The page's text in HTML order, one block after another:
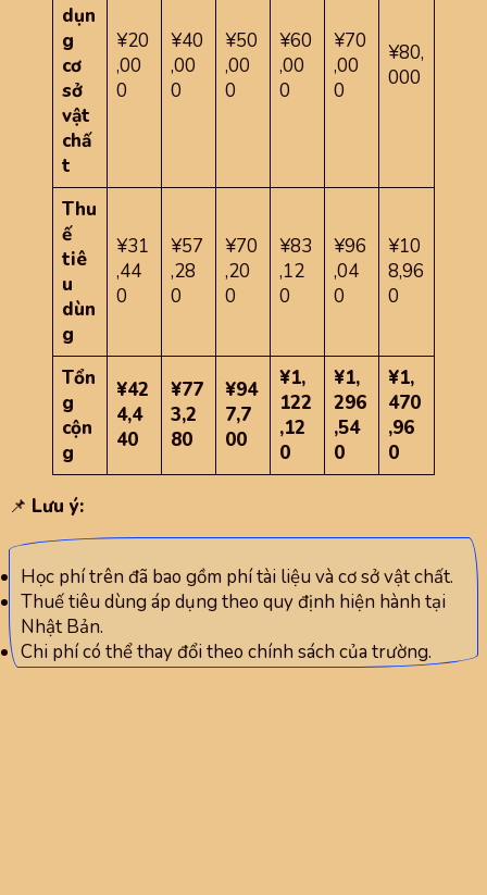
dụn
g
cơ
sở
vật
chấ
t
¥20
,00
0
¥40
,00
0
¥50
,00
0
¥60
,00
0
¥70
,00
0
¥80,
000
Thu
ế
tiê
u
dùn
g
¥31
,44
0
¥57
,28
0
¥70
,20
0
¥83
,12
0
¥96
,04
0
¥10
8,96
0
Tổn
g
cộn
g
¥42
4,4
40
¥77
3,2
80
¥94
7,7
00
¥1,
122
,12
0
¥1,
296
,54
0
¥1,
470
,96
0
📌 Lưu ý:
Học phí trên đã bao gồm phí tài liệu và cơ sở vật chất.
Thuế tiêu dùng áp dụng theo quy định hiện hành tại
Nhật Bản.
Chi phí có thể thay đổi theo chính sách của trường.